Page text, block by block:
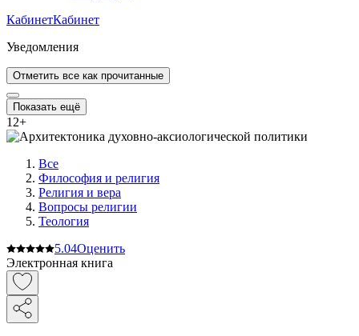
КабинетКабинет
Уведомления
Отметить все как прочитанные
Показать ещё
12+
Все
Философия и религия
Религия и вера
Вопросы религии
Теология
5.04Оценить
Электронная книга